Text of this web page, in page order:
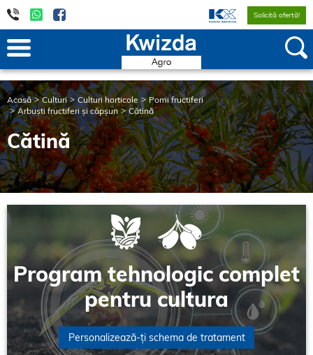
Solicită ofertă!
Acasă Culturi Culturi horticole
Pomi fructiferi
Arbuști fructiferi și căpșun
Cătină
Cătină
Program tehnologic complet
pentru cultura
Personalizează-ți schema de tratament